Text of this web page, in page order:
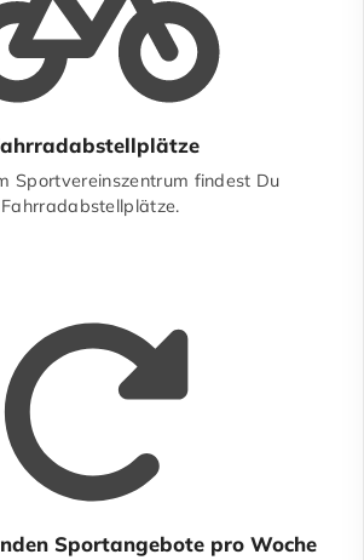
Sportvereinszentrum findest Du
Fahrradabstellplätze.
Sportangebote pro Woche